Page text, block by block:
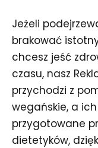
Jeżeli
brakować
chcesz jeść
czasu, nasz
przychodzi z
wegańskie, a
przygotowane
dietetyków,